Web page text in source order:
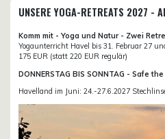
UNSERE YOGA-RETREATS 2027 -
Komm mit - Yoga und Natur - Zwei
Yogaunterricht Havel bis 31. Februar 27
175 EUR (statt 220 EUR regulär)
DONNERSTAG BIS SONNTAG - Safe
Havelland im Juni: 24.-27.6.2027